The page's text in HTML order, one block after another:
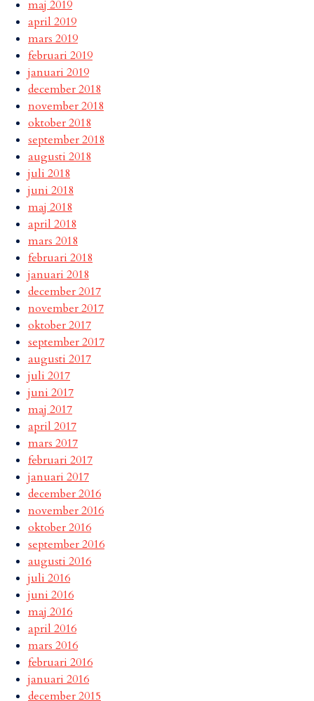
maj 2019
april 2019
mars 2019
februari 2019
januari 2019
december 2018
november 2018
oktober 2018
september 2018
augusti 2018
juli 2018
juni 2018
maj 2018
april 2018
mars 2018
februari 2018
januari 2018
december 2017
november 2017
oktober 2017
september 2017
augusti 2017
juli 2017
juni 2017
maj 2017
april 2017
mars 2017
februari 2017
januari 2017
december 2016
november 2016
oktober 2016
september 2016
augusti 2016
juli 2016
juni 2016
maj 2016
april 2016
mars 2016
februari 2016
januari 2016
december 2015